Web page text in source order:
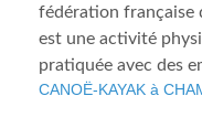
fédération française
est une activité
pratiquée avec des
CANOË-KAYAK à